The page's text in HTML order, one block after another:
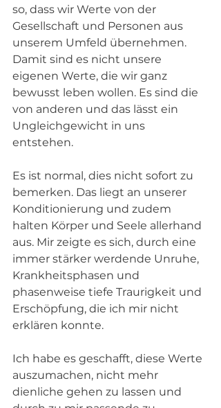
so, dass wir Werte von der
Gesellschaft und Personen aus
unserem Umfeld übernehmen.
Damit sind es nicht unsere
eigenen Werte, die wir ganz
bewusst leben wollen. Es sind die
von anderen und das lässt ein
Ungleichgewicht in uns
entstehen.
Es ist normal, dies nicht sofort zu
bemerken. Das liegt an unserer
Konditionierung und zudem
halten Körper und Seele allerhand
aus. Mir zeigte es sich, durch eine
immer stärker werdende Unruhe,
Krankheitsphasen und
phasenweise tiefe Traurigkeit und
Erschöpfung, die ich mir nicht
erklären konnte.
Ich habe es geschafft, diese Werte
auszumachen, nicht mehr
dienliche gehen zu lassen und